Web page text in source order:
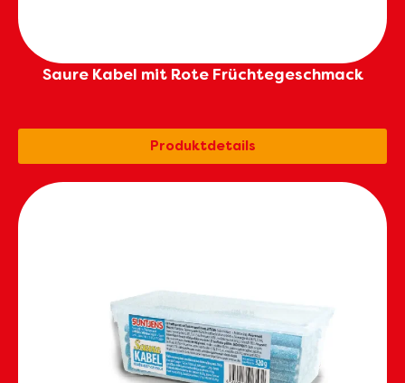
Saure Kabel mit Rote Früchtegeschmack
Produktdetails